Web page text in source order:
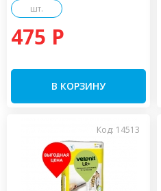
шт.
475 P
В КОРЗИНУ
Код: 14513